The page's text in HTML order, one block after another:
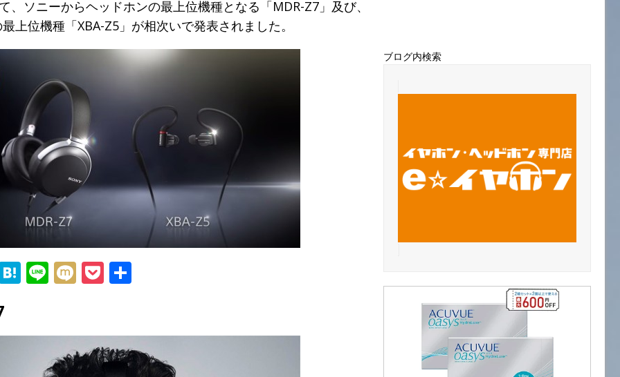
、ソニーからヘッドホンの最上位機種となる「MDR-Z7」及び、
上位機種「XBA-Z5」が相次いで発表されました。
H
n
Li M P
k
et
ブログ内検索